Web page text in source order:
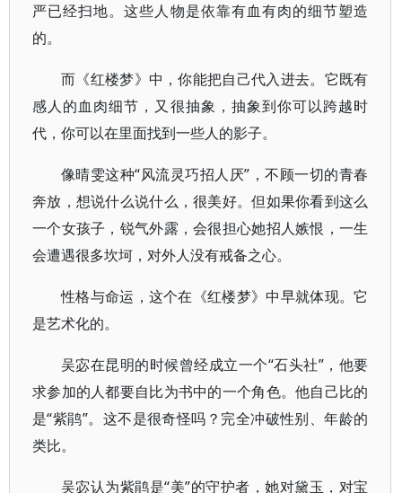
严已经扫地。这些人物是依靠有血有肉的细节塑造
的。
而《红楼梦》中，你能把自己代入进去。它既有
感人的血肉细节，又很抽象，抽象到你可以跨越时
代，你可以在里面找到一些人的影子。
像晴雯这种“风流灵巧招人厌”，不顾一切的青春
奔放，想说什么说什么，很美好。但如果你看到这么
一个女孩子，锐气外露，会很担心她招人嫉恨，一生
会遭遇很多坎坷，对外人没有戒备之心。
性格与命运，这个在《红楼梦》中早就体现。它
是艺术化的。
吴宓在昆明的时候曾经成立一个“石头社”，他要
求参加的人都要自比为书中的一个角色。他自己比的
是“紫鹃”。这不是很奇怪吗？完全冲破性别、年龄的
类比。
吴宓认为紫鹃是“美”的守护者，她对黛玉，对宝